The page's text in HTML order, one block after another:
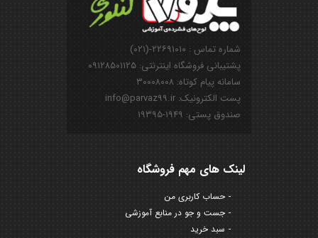
شماره تماس : ۲۲۶۹۱۰۱۰-(۰۲۱)
پشتیبانی فروشگاه اینترنتی: ۰۹۱۲۸۵۰۱۱۲۵
سامانه پیام کوتاه: ۳۰۰۰۸۰۰۸
پست الکترونیک: info@parvaz99.ir
صندوق پستی: ۱۹۴۹-۱۹۳۹۵
لینک های مهم فروشگاه
حساب کاربری من
جست و جو در منابع آموزشی
سبد خرید